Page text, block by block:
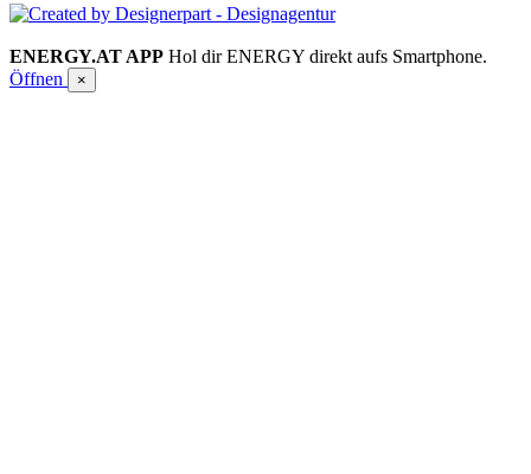
ENERGY.AT APP Hol dir ENERGY direkt aufs Smartphone.
Öffnen
×